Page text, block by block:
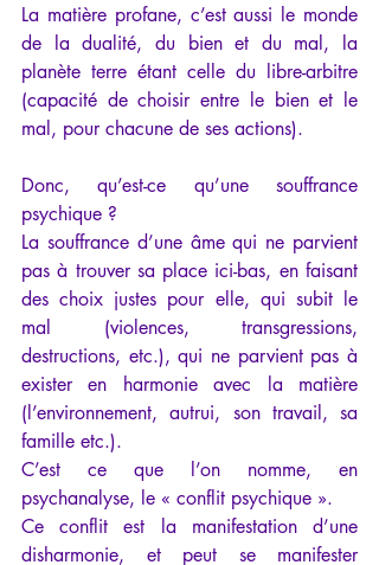
La matière profane, c’est aussi le monde
de la dualité, du bien et du mal, la
planète terre étant celle du libre-arbitre
(capacité de choisir entre le bien et le
mal, pour chacune de ses actions).
Donc, qu’est-ce qu’une souffrance
psychique ?
La souffrance d’une âme qui ne parvient
pas à trouver sa place ici-bas, en faisant
des choix justes pour elle, qui subit le
mal (violences, transgressions,
destructions, etc.), qui ne parvient pas à
exister en harmonie avec la matière
(l’environnement, autrui, son travail, sa
famille etc.).
C’est ce que l’on nomme, en
psychanalyse, le « conflit psychique ».
Ce conflit est la manifestation d’une
disharmonie, et peut se manifester